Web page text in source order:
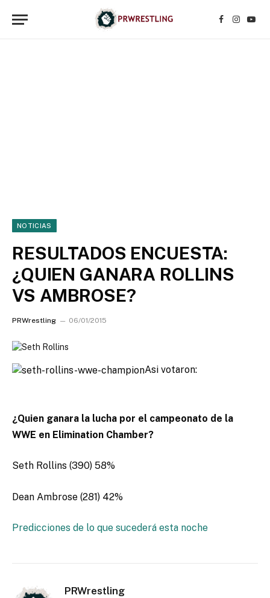
Facebook
NOTICIAS
RESULTADOS ENCUESTA:
¿QUIEN GANARA ROLLINS
VS AMBROSE?
PRWrestling 06/01/2015
Asi votaron:
¿Quien ganara la lucha por el campeonato de la
WWE en Elimination Chamber?
Seth Rollins (390) 58%
Dean Ambrose (281) 42%
Predicciones de lo que sucederá esta noche
PRWrestling